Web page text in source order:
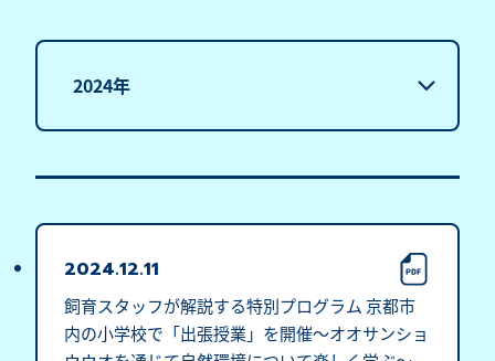
2024.12.11
飼育スタッフが解説する特別プログラム 京都市
内の小学校で「出張授業」を開催～オオサンショ